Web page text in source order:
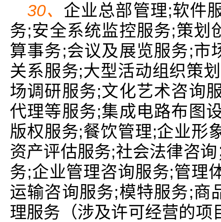
30、 企业总部管理;软件
务;安全系统监控服务;策划
算事务;会议及展览服务;市
关系服务;大型活动组织策
场调研服务;文化艺术咨询
代理等服务;集成电路布图
版权服务;餐饮管理;企业形
资产评估服务;社会法律咨
务;企业管理咨询服务;管理
运输咨询服务;模特服务;商
理服务（涉及许可经营的项